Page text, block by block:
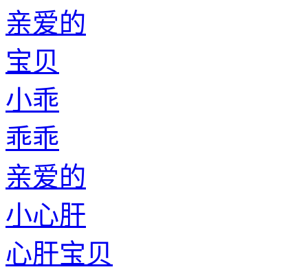
亲爱的
宝贝
小乖
乖乖
亲爱的
小心肝
心肝宝贝